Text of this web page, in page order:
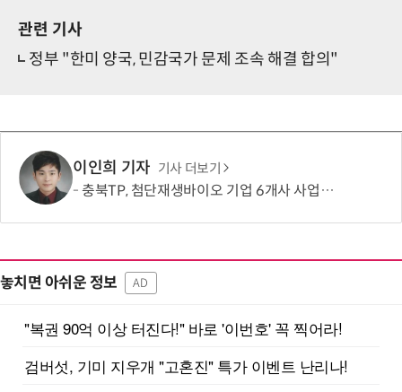
관련 기사
정부 "한미 양국, 민감국가 문제 조속 해결 합의"
이인희 기자 기사 더보기
충북TP, 첨단재생바이오 기업 6개사 사업화 본격 지원
놓치면 아쉬운 정보 AD